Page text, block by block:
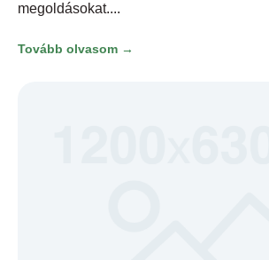
megoldásokat.
Tovább olvasom →